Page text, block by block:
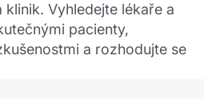
Vyhledejte lékaře a
pacienty,
a rozhodujte se